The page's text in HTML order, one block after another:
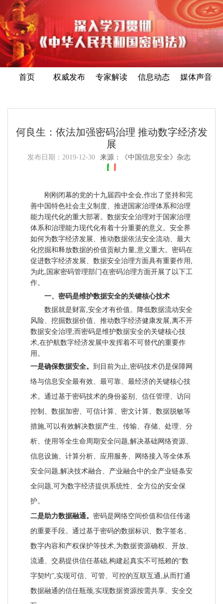
首页 权威发布 专家解读 信息动态 媒体声音
何良生：依法加强密码治理 推动数字经济发
展
发布日期： 2019-12-30 来源：《中国信息安全》杂志
刚刚闭幕的党的十九届四中全会,作出了坚持和完
善中国特色社会主义制度、推进国家治理体系和治理
能力现代化的重大部署。数据安全治理对于国家治理
体系和治理能力现代化有着十分重要的意义。安全界
如何为数字经济发展、推动数据依法安全流动、最大
化挖掘和释放数据的价值贡献力量,意义重大。密码在
促进数字经济发展、数据安全治理方面具有重要作用,
为此,国家密码管理部门在密码治理方面开展了以下工
作。
一、密码是维护数据安全的关键核心技术
数据就是财富,安全才有价值。降低数据流动安全
风险、挖掘数据价值、推动数字经济健康发展,离不开
数据安全治理;而密码是维护数据安全的关键核心技
术,在护航数字经济发展中发挥着不可替代的重要作
用。
一是确保数据安全。 到目前为止,密码技术仍是保障网
络与信息安全最有效、最可靠、最经济的关键核心技
术。通过基于密码技术的身份鉴别、信任管理、访问
控制、数据加密、可信计算、密文计算、数据脱敏等
措施,可以有效解决数据产生、传输、存储、处理、分
析、使用等全生命周期安全问题,解决基础网络资源、
信息设施、计算分析、应用服务、网络接入等全体系
安全问题,解决技术融合、产业融合中的全产业链条安
全问题,可为数字经济提供系统性、全方位的安全保
护。
二是助力数据融通。 密码是网络空间价值和信任传递
的重要手段。通过基于密码的数据标识、数字签名、
数字内容和产权保护等技术,为数据资源确权、开放、
流通、交易提供信任基础,构建起真实不可抵赖的“数
字契约”,实现可信、可管、可控的互联互通,从而打通
数据融通的信任瓶颈,实现数据资源按需共享、安全交